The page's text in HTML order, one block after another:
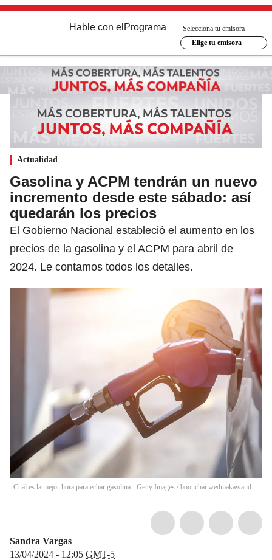
Hable con el Programa
Selecciona tu emisora
Elige tu emisora
Actualidad
Gasolina y ACPM tendrán un nuevo
incremento desde este sábado: así
quedarán los precios
El Gobierno Nacional estableció el aumento en los
precios de la gasolina y el ACPM para abril de
2024. Le contamos todos los detalles.
Cuál es la mejor hora para echar gasolina - Getty Images / boonchai wedmakawand
Sandra Vargas
13/04/2024 - 12:05 GMT-5